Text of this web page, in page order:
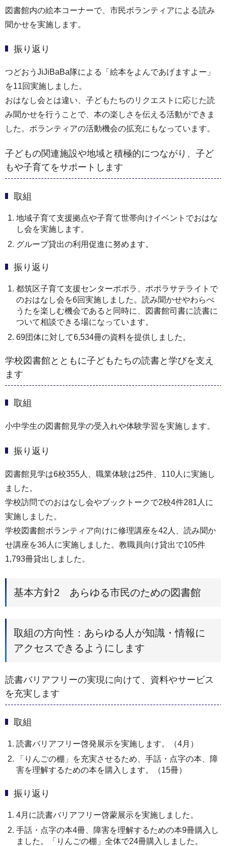
図書館内の絵本コーナーで、市民ボランティアによる読み
聞かせを実施します。
振り返り
つどおうJiJiBaBa隊による「絵本をよんであげますよー」
を11回実施しました。
おはなし会とは違い、子どもたちのリクエストに応じた読
み聞かせを行うことで、本の楽しさを伝える活動ができま
した。ボランティアの活動機会の拡充にもなっています。
子どもの関連施設や地域と積極的につながり、子ど
もや子育てをサポートします
取組
地域子育て支援拠点や子育て世帯向けイベントでおはな
し会を実施します。
グループ貸出の利用促進に努めます。
振り返り
都筑区子育て支援センターポポラ、ポポラサテライトで
のおはなし会を6回実施しました。読み聞かせやわらべ
うたを楽しむ機会であると同時に、図書館司書に読書に
ついて相談できる場になっています。
69団体に対して6,534冊の資料を提供しました。
学校図書館とともに子どもたちの読書と学びを支え
ます
取組
小中学生の図書館見学の受入れや体験学習を実施します。
振り返り
図書館見学は6校355人、職業体験は25件、110人に実施し
ました。
学校訪問でのおはなし会やブックトークで2校4件281人に
実施しました。
学校図書館ボランティア向けに修理講座を42人、読み聞か
せ講座を36人に実施しました。教職員向け貸出で105件
1,793冊貸出しました。
基本方針2 あらゆる市民のための図書館
取組の方向性：あらゆる人が知識・情報に
アクセスできるようにします
読書バリアフリーの実現に向けて、資料やサービス
を充実します
取組
読書バリアフリー啓発展示を実施します。（4月）
「りんごの棚」を充実させるため、手話・点字の本、障
害を理解するための本を購入します。（15冊）
振り返り
4月に読書バリアフリー啓蒙展示を実施しました。
手話・点字の本4冊、障害を理解するための本9冊購入し
ました。「りんごの棚」全体で24冊購入しました。